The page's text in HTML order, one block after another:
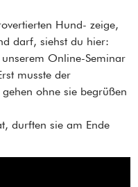
Hund- zeige,
darf, siehst du hier:
Online-Seminar
musste der
ohne sie begrüßen
durften sie am Ende